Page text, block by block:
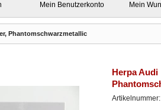
Mein Benutzerkonto Mein
Phantomschwarzmetallic
Herpa Audi